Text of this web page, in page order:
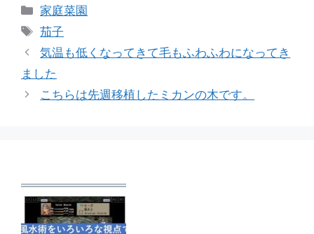
カ
テ
リ
ー
家庭菜園
タ
グ
茄子
気温も低くなってきて毛もふわふわになってき
ました
こちらは先週移植したミカンの木です。